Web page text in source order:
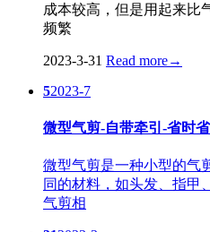
成本较高，但是用起来比
频繁
2023-3-31 Read more→
52023-7
微型气剪-自带牵引-省时
微型气剪是一种小型的气
同的材料，如头发、指甲
气剪相